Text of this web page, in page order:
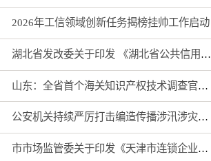
2026年工信领域创新任务揭榜挂帅工作启动
湖北省发改委关于印发 《湖北省公共信用信息目录（2026年版）》的通知
山东：全省首个海关知识产权技术调查官制度落地济南自贸片区
公安机关持续严厉打击编造传播涉汛涉灾网络谣言
市市场监管委关于印发《天津市连锁企业食品经营许可“先证后核”信用承诺审批实施办法》的通知